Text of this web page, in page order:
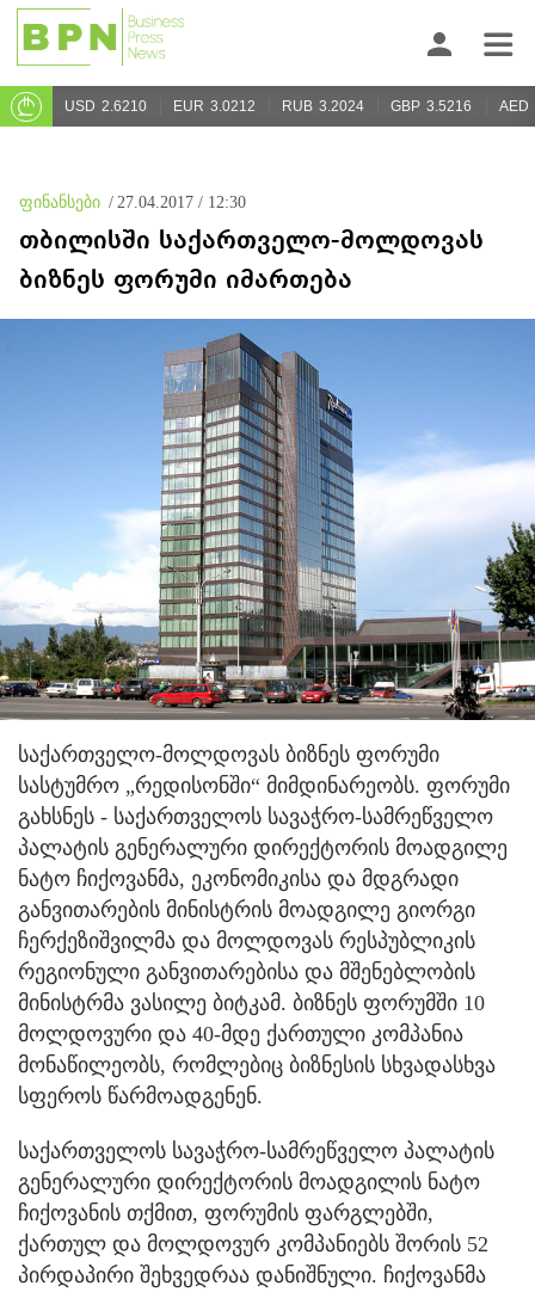
USD 2.6210 EUR 3.0212 RUB 3.2024 GBP 3.5216 AED
ფინანსები / 27.04.2017 / 12:30
თბილისში საქართველო-მოლდოვას
ბიზნეს ფორუმი იმართება
საქართველო-მოლდოვას ბიზნეს ფორუმი
სასტუმრო „რედისონში“ მიმდინარეობს. ფორუმი
გახსნეს - საქართველოს სავაჭრო-სამრეწველო
პალატის გენერალური დირექტორის მოადგილე
ნატო ჩიქოვანმა, ეკონომიკისა და მდგრადი
განვითარების მინისტრის მოადგილე გიორგი
ჩერქეზიშვილმა და მოლდოვას რესპუბლიკის
რეგიონული განვითარებისა და მშენებლობის
მინისტრმა ვასილე ბიტკამ. ბიზნეს ფორუმში 10
მოლდოვური და 40-მდე ქართული კომპანია
მონაწილეობს, რომლებიც ბიზნესის სხვადასხვა
სფეროს წარმოადგენენ.
საქართველოს სავაჭრო-სამრეწველო პალატის
გენერალური დირექტორის მოადგილის ნატო
ჩიქოვანის თქმით, ფორუმის ფარგლებში,
ქართულ და მოლდოვურ კომპანიებს შორის 52
პირდაპირი შეხვედრაა დანიშნული. ჩიქოვანმა